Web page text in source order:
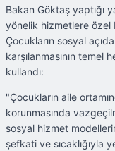
Bakan Göktaş yaptığı
yönelik hizmetlere özel
Çocukların sosyal
karşılanmasının
kullandı:
"Çocukların aile
korunmasında
sosyal hizmet
şefkati ve sıcaklığıyla